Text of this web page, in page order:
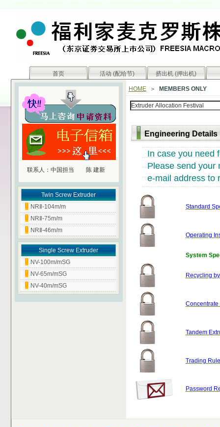
首页 活动 (配给节) 挤出机 (押出机)
HOME ＞ MEMBERS ONLY
Engineering Details
In case you need
Please send your
e-mail address to
Standard
Operating
System
Recycling
Tandem
Trading Rule
Password
联系人：中国担当 陈 建新
Twin Screw Extruder
NRⅡ-104m/m
NRⅡ-75m/m
NRⅡ-46m/m
Single Screw Extruder
NV-100m/mSG
NV-65m/mSG
NV-40m/mSG